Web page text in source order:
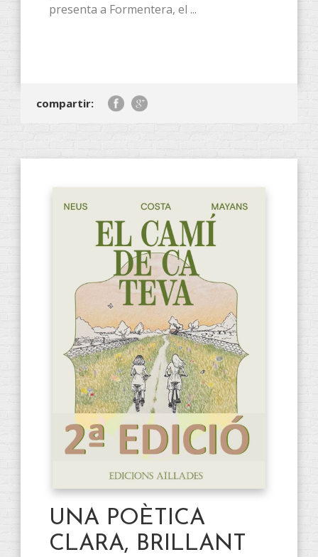
presenta a Formentera, el ...
compartir:
UNA POÈTICA
CLARA, BRILLANT